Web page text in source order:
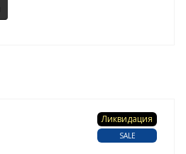
Ликвидация
SALE